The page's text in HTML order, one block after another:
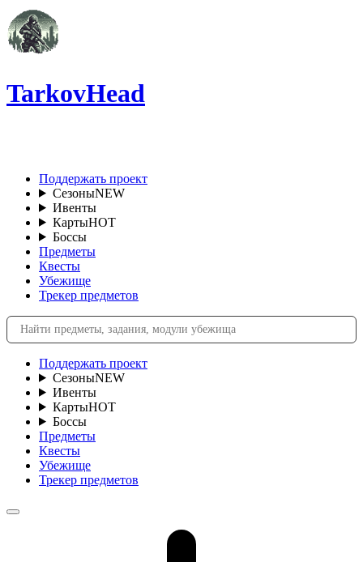
TarkovHead
Поддержать проект
СезоныNEW
Ивенты
КартыHOT
Боссы
Предметы
Квесты
Убежище
Трекер предметов
Поддержать проект
СезоныNEW
Ивенты
КартыHOT
Боссы
Предметы
Квесты
Убежище
Трекер предметов